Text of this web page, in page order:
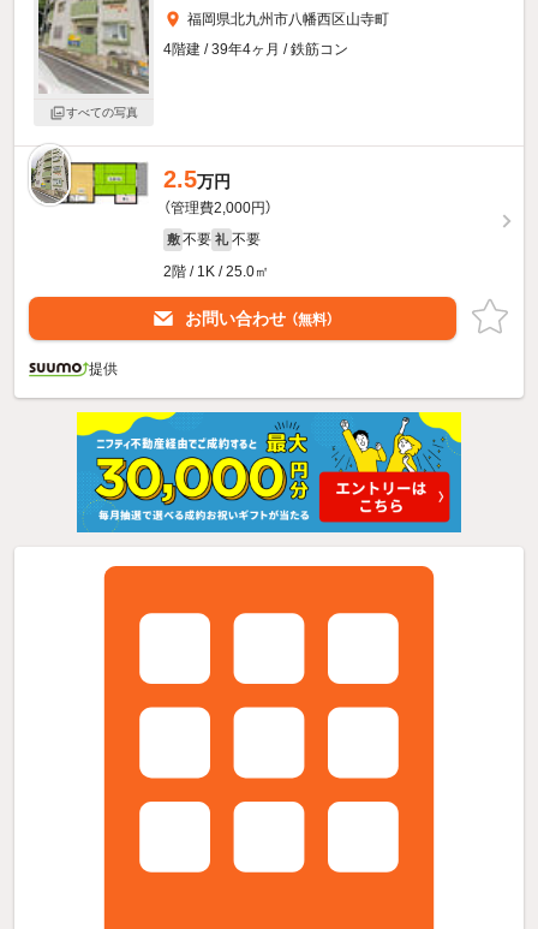
すべての写真
福岡県北九州市八幡西区山寺町
4階建 / 39年4ヶ月 / 鉄筋コン
2.5万円
（管理費2,000円）
敷 不要 礼 不要
2階 / 1K / 25.0㎡
お問い合わせ （無料）
提供